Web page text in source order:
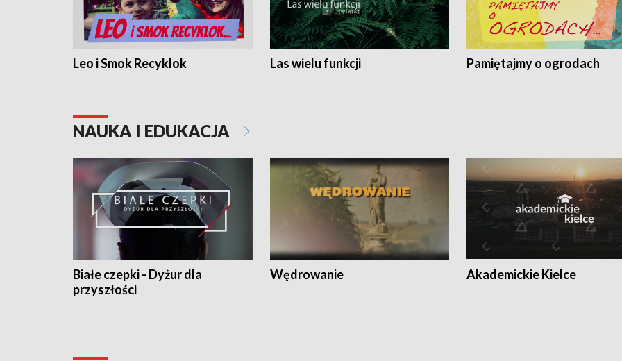
Leo i Smok Recyklok Las wielu funkcji Pamiętajmy o ogrodach
NAUKA I EDUKACJA
Białe czepki - Dyżur dla
przyszłości
Wędrowanie Akademickie Kielce